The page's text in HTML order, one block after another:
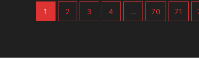
1 2 3 4 … 70 71